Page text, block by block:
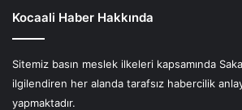
Kocaali Haber Hakkında
Sitemiz basın meslek ilkeleri kapsamında
ilgilendiren her alanda tarafsız habercilik
yapmaktadır.